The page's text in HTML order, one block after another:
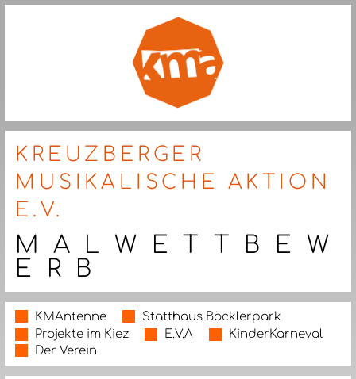
KREUZBERGER
MUSIKALISCHE AKTION
E.V.
M A L W E T T B E W
E R B
KMAntenne
Statthaus Böcklerpark
Projekte im Kiez
E.V.A
KinderKarneval
Der Verein